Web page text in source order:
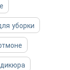
уборки